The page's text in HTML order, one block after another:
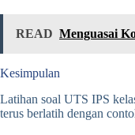
READ Menguasai
Kesimpulan
Latihan soal UTS IPS
terus berlatih dengan